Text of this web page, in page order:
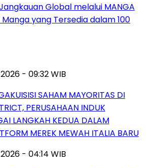
Global melalui MANGA
Manga yang Tersedia dalam 100
- 09:32 WIB
SAHAM MAYORITAS DI
PERUSAHAAN INDUK
LANGKAH KEDUA DALAM
MEREK MEWAH ITALIA BARU
- 04:14 WIB